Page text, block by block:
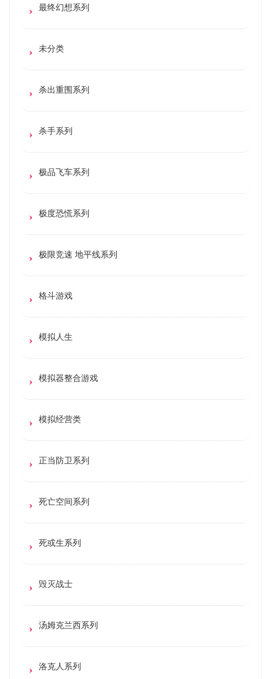
最终幻想系列
未分类
杀出重围系列
杀手系列
极品飞车系列
极度恐慌系列
极限竞速 地平线系列
格斗游戏
模拟人生
模拟器整合游戏
模拟经营类
正当防卫系列
死亡空间系列
死或生系列
毁灭战士
汤姆克兰西系列
洛克人系列